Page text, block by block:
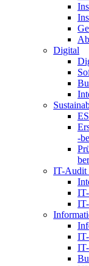
Digital
-
IT-Audit